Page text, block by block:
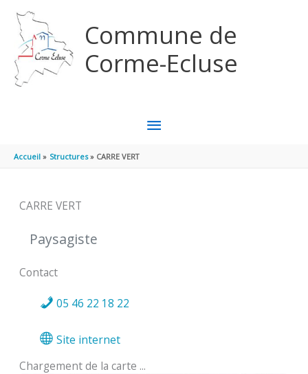
Commune de
Corme-Ecluse
MENU
Accueil Structures CARRE VERT
CARRE VERT
Paysagiste
Contact
05 46 22 18 22
Site internet
Chargement de la carte ...